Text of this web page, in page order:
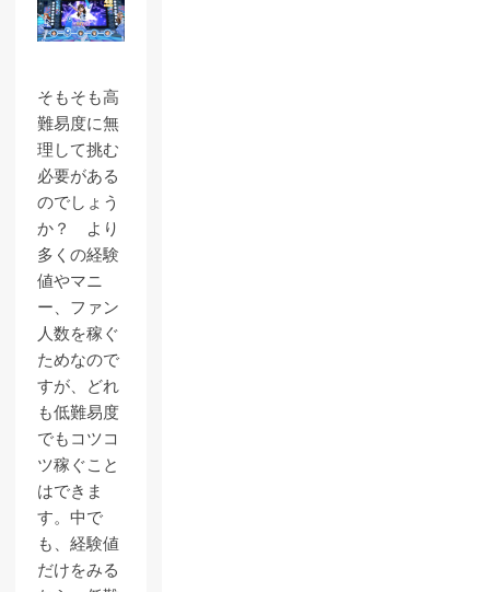
そもそも高
難易度に無
理して挑む
必要がある
のでしょう
か？ より
多くの経験
値やマニ
ー、ファン
人数を稼ぐ
ためなので
すが、どれ
も低難易度
でもコツコ
ツ稼ぐこと
はできま
す。中で
も、経験値
だけをみる